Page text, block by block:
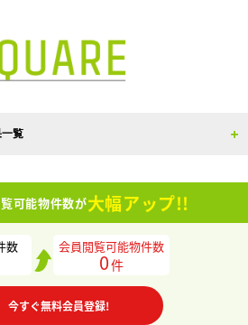
覧
可能物件数が大幅アップ!!
数 会員閲覧可能物件数
0件
今すぐ無料会員登録!